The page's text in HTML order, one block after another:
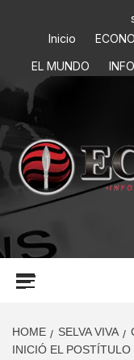
Inicio
EL MUNDO
INFORMACIÓN PARA
HOME SELVA VIVA
INICIÓ EL